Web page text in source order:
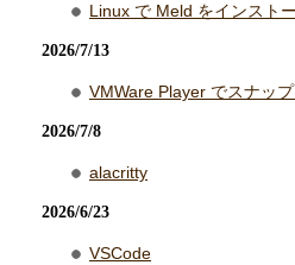
Linux で Meld をインスト
2026/7/13
VMWare Player でスナッ
2026/7/8
alacritty
2026/6/23
VSCode